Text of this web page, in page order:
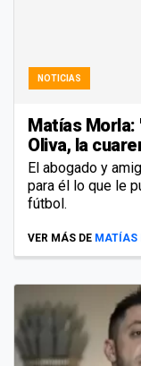
NOTICIAS
Matías Morla:
Oliva, la
El abogado y
para él lo que le
fútbol.
VER MÁS DE MATÍAS